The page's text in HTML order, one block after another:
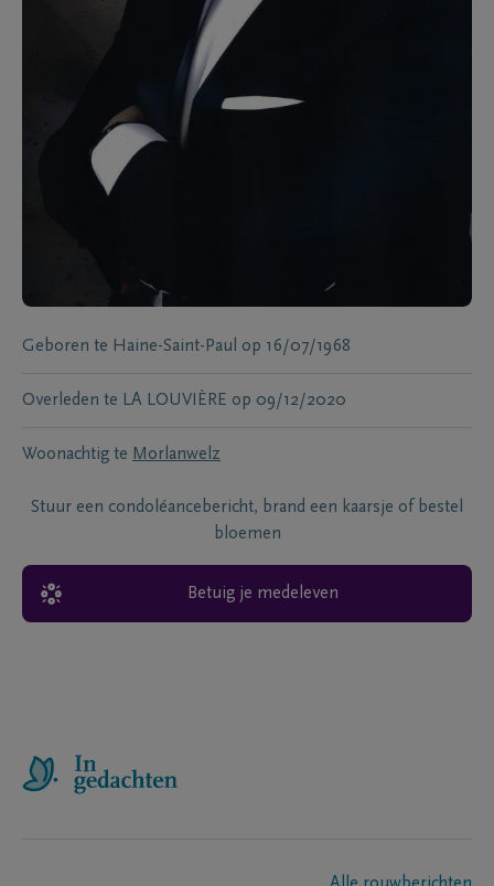
Geboren te Haine-Saint-Paul op 16/07/1968
Overleden te LA LOUVIÈRE op 09/12/2020
Woonachtig te Morlanwelz
Stuur een condoléancebericht, brand een kaarsje of bestel
bloemen
Betuig je medeleven